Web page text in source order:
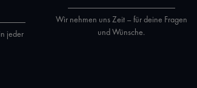
jeder
Wir nehmen uns Zeit – für deine Fragen
und Wünsche.